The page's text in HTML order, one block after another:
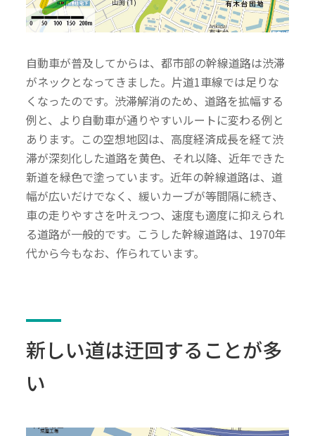
自動車が普及してからは、都市部の幹線道路は渋滞
がネックとなってきました。片道1車線では足りな
くなったのです。渋滞解消のため、道路を拡幅する
例と、より自動車が通りやすいルートに変わる例と
あります。この空想地図は、高度経済成長を経て渋
滞が深刻化した道路を黄色、それ以降、近年できた
新道を緑色で塗っています。近年の幹線道路は、道
幅が広いだけでなく、緩いカーブが等間隔に続き、
車の走りやすさを叶えつつ、速度も適度に抑えられ
る道路が一般的です。こうした幹線道路は、1970年
代から今もなお、作られています。
新しい道は迂回することが多
い